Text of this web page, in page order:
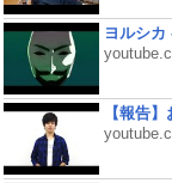
ヨルシ
【報告